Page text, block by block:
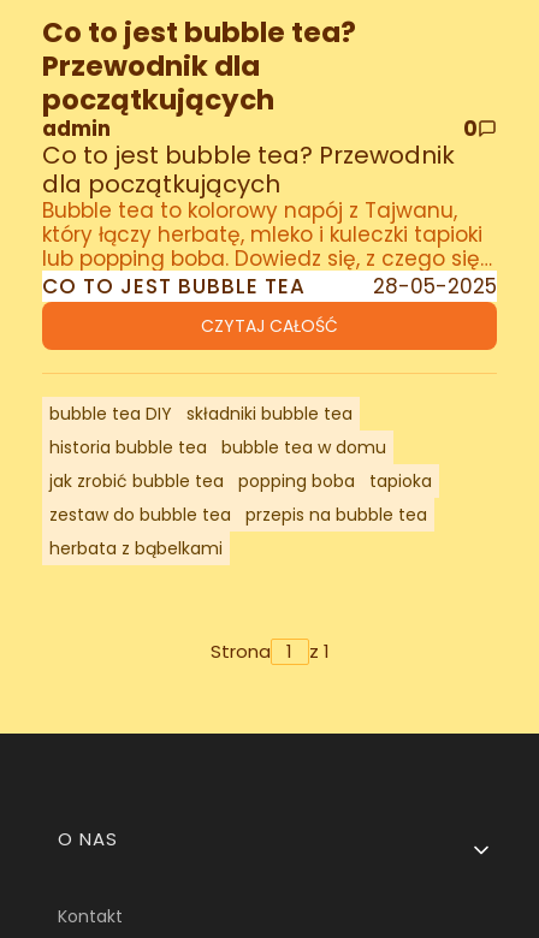
CO TO JEST BUBBLE TEA 28-05-2025
Co to jest bubble tea?
Przewodnik dla
początkujących
Co to jest bubble tea? Przewodnik
dla początkujących
Bubble tea to kolorowy napój z Tajwanu,
który łączy herbatę, mleko i kuleczki tapioki
lub popping boba. Dowiedz się, z czego się
składa, dlaczego stał się hitem i jak zacząć
swoją przygodę z bubble tea w domu!
CZYTAJ CAŁOŚĆ
admin 0
bubble tea DIY
składniki bubble tea
historia bubble tea
bubble tea w domu
jak zrobić bubble tea
popping boba
tapioka
zestaw do bubble tea
przepis na bubble tea
herbata z bąbelkami
Strona z 1
Linki w stopce
O NAS
Kontakt